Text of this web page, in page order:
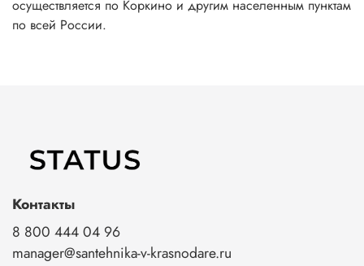
осуществляется по Коркино и другим населенным пунктам
по всей России.
Контакты
8 800 444 04 96
manager@santehnika-v-krasnodare.ru